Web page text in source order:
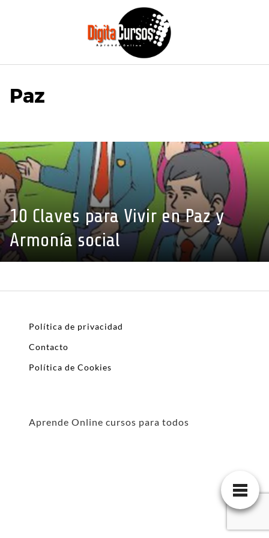
Paz
10 Claves para Vivir en Paz y
Armonía social
Política de privacidad
Contacto
Política de Cookies
Aprende Online cursos para todos